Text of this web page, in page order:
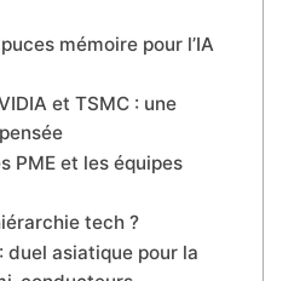
mémoire pour l’IA
et TSMC : une
PME et les équipes
tech ?
duel asiatique pour la